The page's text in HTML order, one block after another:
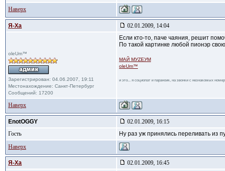
Наверх
Я-Ха 02.01.2009, 14:04
oleUm™
Зарегистрирован: 04.06.2007, 19:11
Местонахождение: Санкт-Петербург
Сообщений: 17200
Если кто-то, паче чаяния, решит
По такой картинке любой пионэр
МАЙ МУZЕУМ
oleUm™
и это... я социопат и параноик, на звонки с незнакомых
Наверх
EnotOGGY
02.01.2009, 16:15
Гость
Ну раз уж принялись переливать из
Наверх
Я-Ха 02.01.2009, 16:45